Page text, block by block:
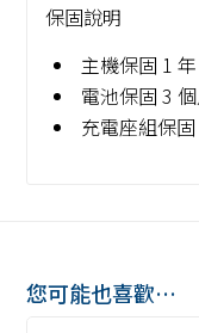
保固說明
主機保固 1 年
電池保固 3
充電座組保
您可能也喜歡…